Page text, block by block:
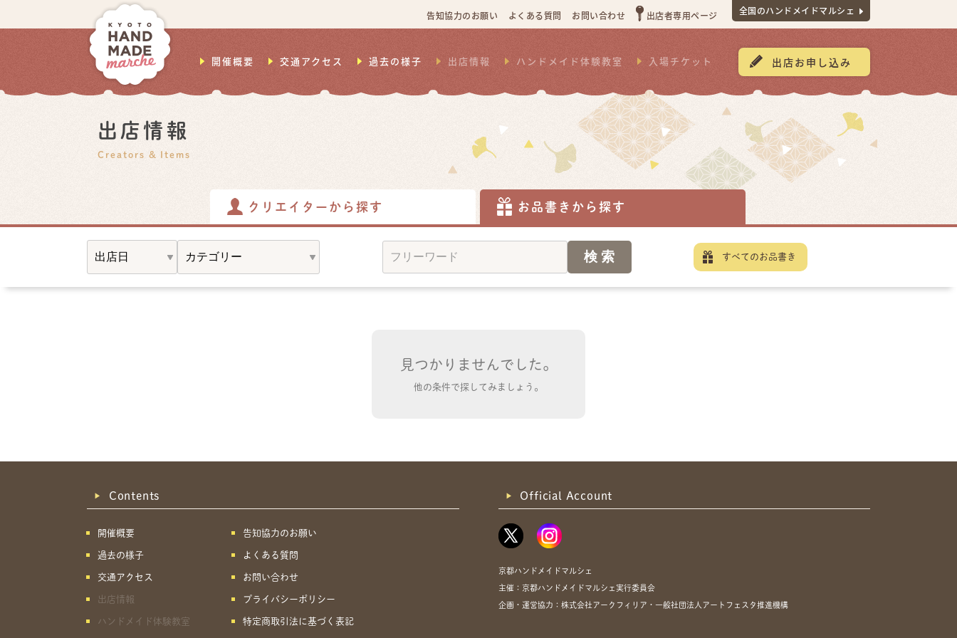
告知協力のお願い よくある質問 お問い合わせ 出店者専用ページ 全国のハンドメイドマルシェ
開催概要 交通アクセス 過去の様子 出店情報 ハンドメイド体験教室 入場チケット 出店お申し込み
出店情報
Creators & Items
クリエイターから探す お品書きから探す
すべてのお品書き
見つかりませんでした。
他の条件で探してみましょう。
Contents
開催概要
過去の様子
交通アクセス
出店情報
ハンドメイド体験教室
告知協力のお願い
よくある質問
お問い合わせ
プライバシーポリシー
特定商取引法に基づく表記
Official Account
京都ハンドメイドマルシェ
主催：京都ハンドメイドマルシェ実行委員会
企画・運営協力：株式会社アークフィリア・一般社団法人アートフェスタ推進機構